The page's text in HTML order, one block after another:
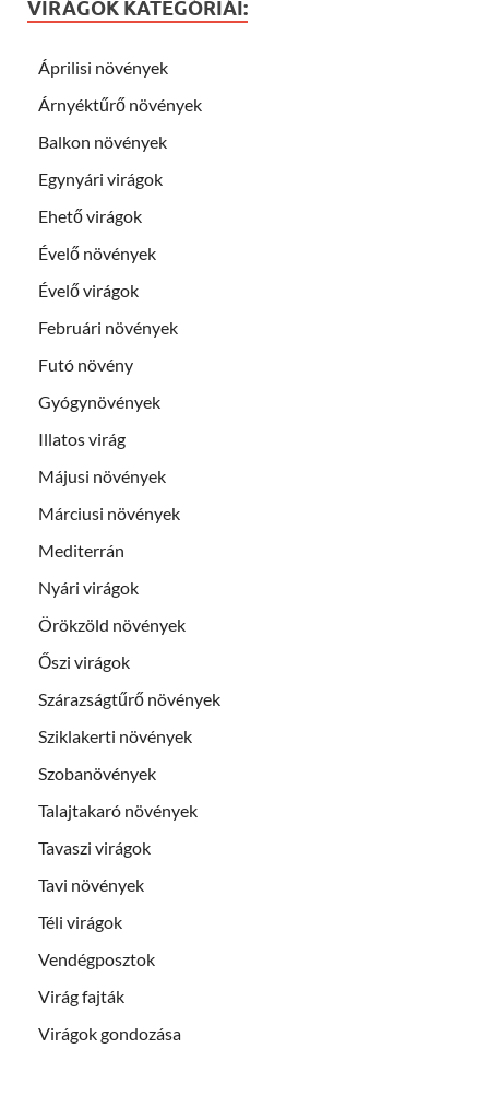
VIRÁGOK KATEGÓRIÁI:
Áprilisi növények
Árnyéktűrő növények
Balkon növények
Egynyári virágok
Ehető virágok
Évelő növények
Évelő virágok
Februári növények
Futó növény
Gyógynövények
Illatos virág
Májusi növények
Márciusi növények
Mediterrán
Nyári virágok
Örökzöld növények
Őszi virágok
Szárazságtűrő növények
Sziklakerti növények
Szobanövények
Talajtakaró növények
Tavaszi virágok
Tavi növények
Téli virágok
Vendégposztok
Virág fajták
Virágok gondozása